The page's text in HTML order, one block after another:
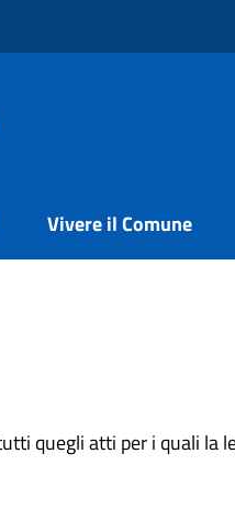
Vivere il Comune
quegli atti per i quali la